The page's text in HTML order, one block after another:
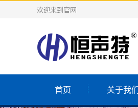
欢迎来到官网
首页 关于我